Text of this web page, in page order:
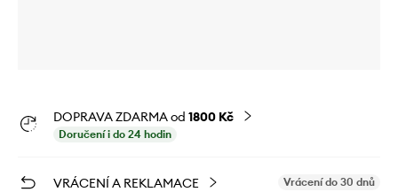
DOPRAVA ZDARMA od 1800 Kč
Doručení i do 24 hodin
VRÁCENÍ A REKLAMACE Vrácení do 30 dnů